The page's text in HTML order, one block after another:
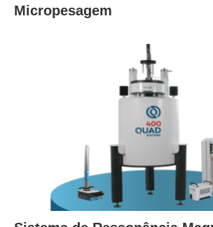
Micropesagem